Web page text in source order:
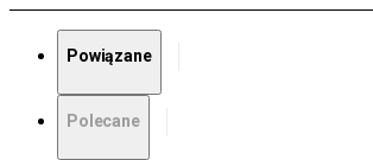
Powiązane
Polecane